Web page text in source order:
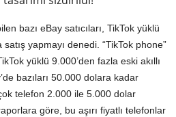
bazı eBay satıcıları, TikTok yüklü
yapmayı denedi. “TikTok phone”
yüklü 9.000’den fazla eski akıllı
bazıları 50.000 dolara kadar
telefon 2.000 ile 5.000 dolar
göre, bu aşırı fiyatlı telefonlar